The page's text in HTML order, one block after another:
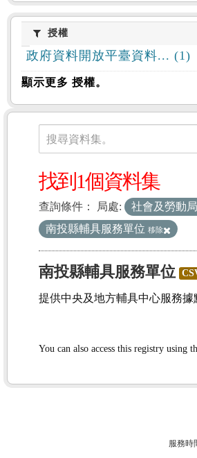
授權授權
政府資料開放平臺資料... (1)
顯示更多 授權。
資料集
搜尋資料集。
找到1個資料集
查詢條件： 局處: 社會及勞動局
南投縣輔具服務單位 移除
南投縣輔具服務單位
提供中央及地方輔具中心服務據
You can also access this registry using
服務時